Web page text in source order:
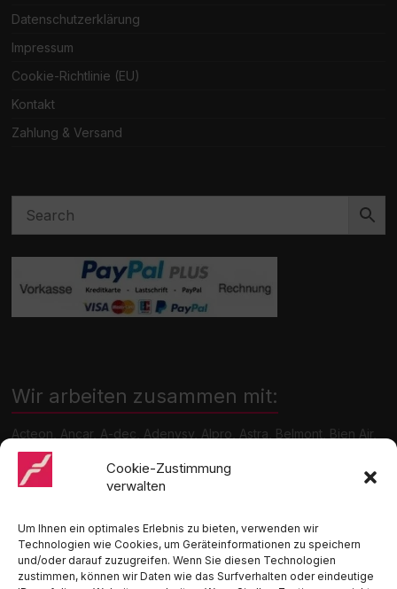
Cookie-Zustimmung
verwalten
Um Ihnen ein optimales Erlebnis zu bieten, verwenden wir
Technologien wie Cookies, um Geräteinformationen zu speichern
und/oder darauf zuzugreifen. Wenn Sie diesen Technologien
zustimmen, können wir Daten wie das Surfverhalten oder eindeutige
Datenschutzerklärung
Impressum
Cookie-Richtlinie (EU)
Kontakt
Zahlung & Versand
Wir arbeiten zusammen mit:
Acteon, Ancar, A-dec, Adenysy, Alpro, Astra, Belmont, Bien Air,
Cattani, Chirana, DCI, Dürr, ETI, Euronda, Faro, Gcomm, KaVo,
Medentex, Melag, Midmark, Metasys, MK-Dent, NSK, Ophardt
Hygiene, Ritter, Satelec, Scican, TKD, Velopex, u.v.m